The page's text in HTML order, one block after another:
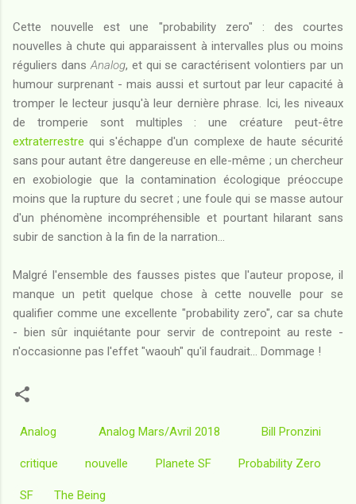
Cette nouvelle est une "probability zero" : des courtes
nouvelles à chute qui apparaissent à intervalles plus ou moins
réguliers dansAnalog, et qui se caractérisent volontiers par un
humour surprenant - mais aussi et surtout par leur capacité à
tromper le lecteur jusqu'à leur dernière phrase. Ici, les niveaux
de tromperie sont multiples : une créature peut-être
extraterrestre qui s'échappe d'un complexe de haute sécurité
sans pour autant être dangereuse en elle-même ; un chercheur
en exobiologie que la contamination écologique préoccupe
moins que la rupture du secret ; une foule qui se masse autour
d'un phénomène incompréhensible et pourtant hilarant sans
subir de sanction à la fin de la narration...
Malgré l'ensemble des fausses pistes que l'auteur propose, il
manque un petit quelque chose à cette nouvelle pour se
qualifier comme une excellente "probability zero", car sa chute
- bien sûr inquiétante pour servir de contrepoint au reste -
n'occasionne pas l'effet "waouh" qu'il faudrait... Dommage !
Analog Analog Mars/Avril 2018 Bill Pronzini
critique nouvelle Planete SF Probability Zero
SF The Being